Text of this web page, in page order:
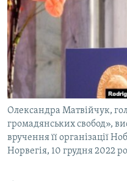
ДЕПОРТАЦІЯ
ВІДЕОУРОКИ «ELIFBE»
СВІДЧЕННЯ ОКУПАЦІЇ
УКРАЇНСЬКА ПРОБЛЕМА
ІНФОГРАФІКА
ЯК ОБІЙТИ БЛОКУВАННЯ
Русский
Qırımtatar
ДОЛУЧАЙСЯ!
Усі сайти RFE/RL
Олександра Матвійчук,
громадянських свобод»,
вручення її організації
Норвегія, 10 грудня 2022